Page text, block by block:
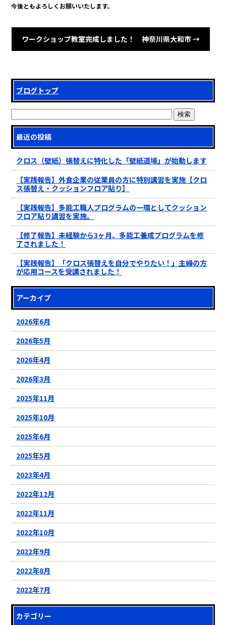
今後ともよろしくお願いいたします。
ワークショップ教室完成しました！ 神奈川県大和市→
ブログトップ
最近の投稿
クロス（壁紙）張替えに特化した「壁紙道場」が始動します
【実践報告】外食企業の従業員の方に特別講習を実施【クロ
ス張替え・クッションフロア貼り】
【実践報告】多能工職人プログラムの一環としてクッション
フロア貼り講習を実施。
【修了報告】未経験から3ヶ月、多能工養成プログラムを修
了されました！
【実践報告】「クロス張替えを自分でやりたい！」主婦の方
が応用コースを受講されました！
アーカイブ
2026年6月
2026年5月
2026年4月
2026年3月
2025年11月
2025年10月
2025年6月
2025年5月
2023年4月
2022年12月
2022年11月
2022年10月
2022年9月
2022年8月
2022年7月
カテゴリー